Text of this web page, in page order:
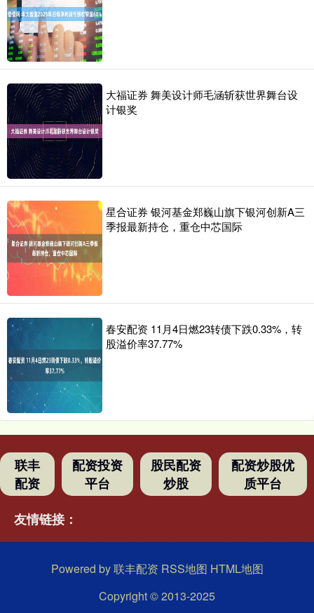
大福证券 舞美设计师毛涵斩获世界舞台设
计银奖
星合证券 银河基金郑巍山旗下银河创新A三
季报最新持仓，重仓中芯国际
春安配资 11月4日燃23转债下跌0.33%，转
股溢价率37.77%
联丰
配资
配资投资
平台
股民配资
炒股
配资炒股优
质平台
友情链接：
Powered by联丰配资 RSS地图 HTML地图
Copyright© 2013-2025